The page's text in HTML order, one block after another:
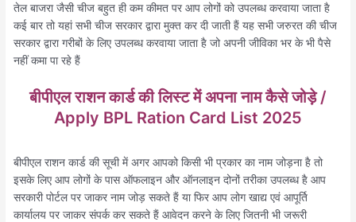
तेल बाजरा जैसी चीज बहुत ही कम कीमत पर आप लोगों को उपलब्ध करवाया जाता है
कई बार तो यहां सभी चीज सरकार द्वारा मुक्त कर दी जाती हैं यह सभी जरुरत की चीज
सरकार द्वारा गरीबों के लिए उपलब्ध करवाया जाता है जो अपनी जीविका भर के भी पैसे
नहीं कमा पा रहे हैं
बीपीएल राशन कार्ड की लिस्ट में अपना नाम कैसे जोड़े /
Apply BPL Ration Card List 2025
बीपीएल राशन कार्ड की सूची में अगर आपको किसी भी प्रकार का नाम जोड़ना है तो
इसके लिए आप लोगों के पास ऑफलाइन और ऑनलाइन दोनों तरीका उपलब्ध है आप
सरकारी पोर्टल पर जाकर नाम जोड़ सकते हैं या फिर आप लोग खाद्य एवं आपूर्ति
कार्यालय पर जाकर संपर्क कर सकते हैं आवेदन करने के लिए जितनी भी जरूरी